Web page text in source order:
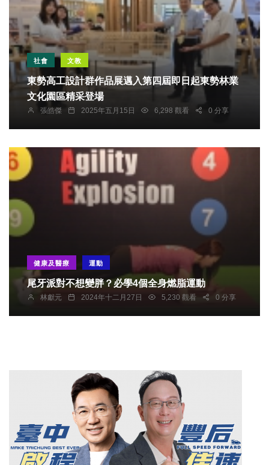
社會 文教
​東勢高工設計群作品展邁入第四屆即日起東勢林業
文化園區精采登場
張皓傑 2025年五月15日 6,298 觀看 0 分享
健康及醫療 運動
尾牙派對不想變胖？必學4個全身燃脂運動
林獻元 2024年十二月27日 5,230 觀看 0 分享